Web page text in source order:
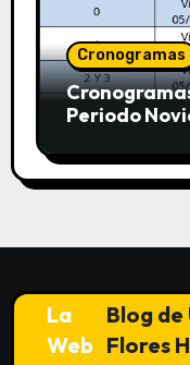
Cronogramas
Periodo
La
Web
Blog de
Flores